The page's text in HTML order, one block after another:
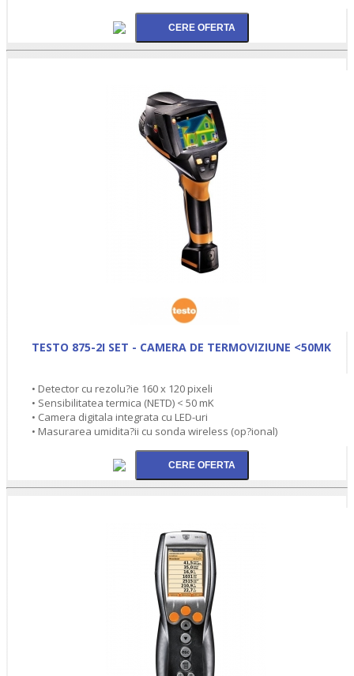
TESTO 875-2I SET - CAMERA DE TERMOVIZIUNE <50MK
• Detector cu rezolu?ie 160 x 120 pixeli
• Sensibilitatea termica (NETD) < 50 mK
• Camera digitala integrata cu LED-uri
• Masurarea umidita?ii cu sonda wireless (op?ional)